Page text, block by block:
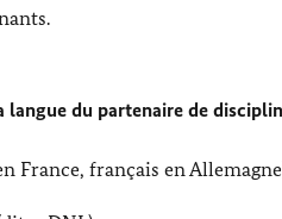
du partenaire de
France, français en